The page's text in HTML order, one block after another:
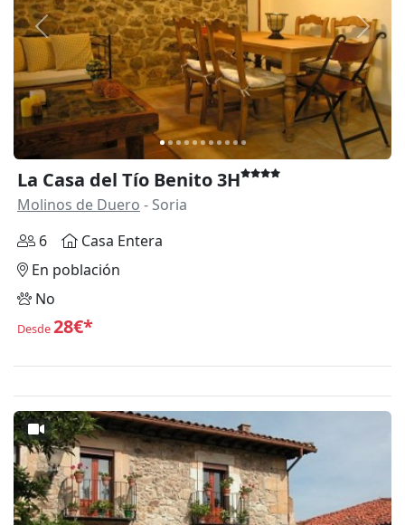
Anterior
La Casa del Tío Benito 3H
Molinos de Duero - Soria
6
Casa Entera
En población
No
Desde28€*